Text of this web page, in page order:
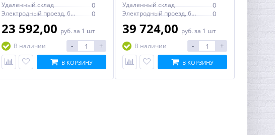
Удаленный склад 0
Электродный проезд, 6с1 0
23 592,00 руб. за 1 шт
В наличии
- +
В КОРЗИНУ
Удаленный склад 0
Электродный проезд, 6с1 0
39 724,00 руб. за 1 шт
В наличии
- +
В КОРЗИНУ